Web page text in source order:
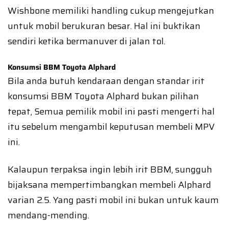
Wishbone memiliki handling cukup mengejutkan
untuk mobil berukuran besar. Hal ini buktikan
sendiri ketika bermanuver di jalan tol.
Konsumsi BBM Toyota Alphard
Bila anda butuh kendaraan dengan standar irit
konsumsi BBM Toyota Alphard bukan pilihan
tepat, Semua pemilik mobil ini pasti mengerti hal
itu sebelum mengambil keputusan membeli MPV
ini.
Kalaupun terpaksa ingin lebih irit BBM, sungguh
bijaksana mempertimbangkan membeli Alphard
varian 2.5. Yang pasti mobil ini bukan untuk kaum
mendang-mending.